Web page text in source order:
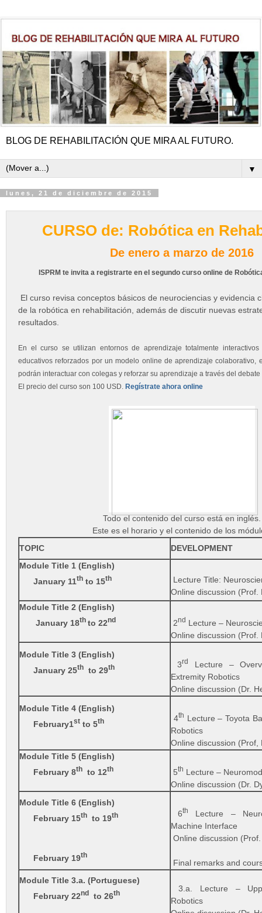
BLOG DE REHABILITACIÓN QUE MIRA AL FUTURO.
▼
lunes, 21 de diciembre de 2015
CURSO de: Robótica en
De enero a marzo de 2016
ISPRM te invita a registrarte en el segundo curso online de
El curso revisa conceptos básicos de neurociencias y evidencia
de la robótica en rehabilitación, además de discutir nuevas
resultados.
En el curso se utilizan entornos de aprendizaje totalmente
educativos reforzados por un modelo online de aprendizaje colaborativo,
podrán interactuar con colegas y reforzar su aprendizaje a través del
El precio del curso son 100 USD. Regístrate ahora online
Todo el contenido del curso está en inglés.
Este es el horario y el contenido de los
TOPIC
DEVELOPMENT
Module Title 1 (English)
January 11th to 15th
Lecture Title:
Online discussion (Prof.
Module Title 2 (English)
January 18th to 22nd 2nd Lecture –
Online discussion (Prof.
Module Title 3 (English)
January 25th to 29th 3rd
Lecture –
Extremity Robotics
Online discussion (Dr.
Module Title 4 (English)
February1st to 5th 4th Lecture – Toyota
Robotics
Online discussion (Prof,
Module Title 5 (English)
February 8th to 12th 5th Lecture –
Online discussion (Dr.
Module Title 6 (English)
February 15th to 19th
February 19th
6th
Lecture –
Machine Interface
Online discussion
Final remarks and
Module Title 3.a. (Portuguese)
February 22nd to 26th
3.a. Lecture –
Robotics